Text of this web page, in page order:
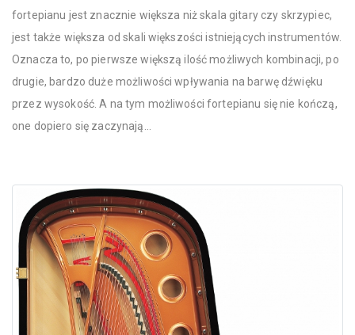
fortepianu jest znacznie większa niż skala gitary czy skrzypiec,
jest także większa od skali większości istniejących instrumentów.
Oznacza to, po pierwsze większą ilość możliwych kombinacji, po
drugie, bardzo duże możliwości wpływania na barwę dźwięku
przez wysokość. A na tym możliwości fortepianu się nie kończą,
one dopiero się zaczynają…